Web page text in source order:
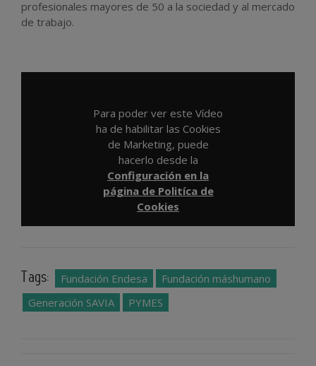
profesionales mayores de 50 a la sociedad y al mercado
de trabajo.
Para poder ver este Vídeo
ha de habilitar las Cookies
de Marketing, puede
hacerlo desde la
Configuración en la
página de Politíca de
Cookies
Tags: Fundación Endesa
Fundación máshumano
Generación SAVIA
PYMES